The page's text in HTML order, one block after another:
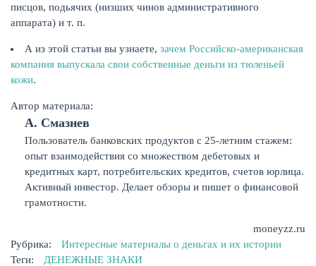
писцов, подьячих (низших чинов административного
аппарата) и т. п.
А из этой статьи вы узнаете, зачем Российско-американская
компания выпускала свои собственные деньги из тюленьей
кожи.
Автор материала:
А. Смазнев
Пользователь банковских продуктов с 25-летним стажем:
опыт взаимодействия со множеством дебетовых и
кредитных карт, потребительских кредитов, счетов юрлица.
Активный инвестор. Делает обзоры и пишет о финансовой
грамотности.
moneyzz.ru
Рубрика:
Интересные материалы о деньгах и их истории
Теги:
ДЕНЕЖНЫЕ ЗНАКИ